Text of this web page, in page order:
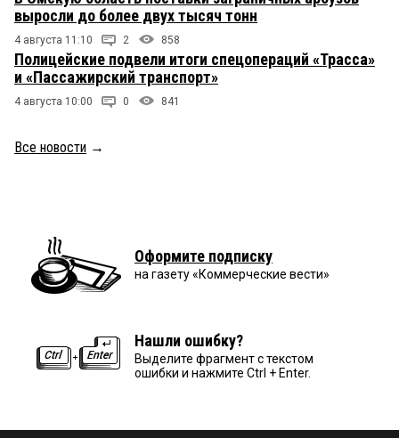
выросли до более двух тысяч тонн
4 августа 11:10 2 858
Полицейские подвели итоги спецопераций «Трасса»
и «Пассажирский транспорт»
4 августа 10:00 0 841
Все новости →
Оформите подписку
на газету «Коммерческие вести»
Нашли ошибку?
Выделите фрагмент с текстом
ошибки и нажмите Ctrl + Enter.